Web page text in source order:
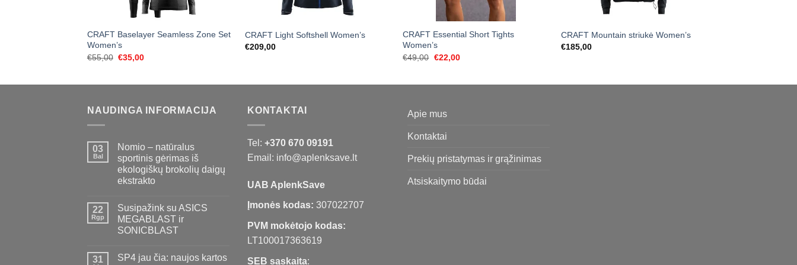
CRAFT Baselayer Seamless Zone Set
Women’s
€55,00 Original
€35,00Current
CRAFT Light Softshell Women’s
€209,00
CRAFT Essential Short Tights
Women’s
€49,00 Original
€22,00Current
CRAFT Mountain striukė Women’s
€185,00
NAUDINGA INFORMACIJA
03
Bal
Nomio – natūralus
sportinis gėrimas iš
ekologiškų brokolių daigų
ekstrakto
22
Rgp
Susipažink su ASICS
MEGABLAST ir
SONICBLAST
31
SP4 jau čia: naujos kartos
KONTAKTAI
Tel: +370 670 09191
Email: info@aplenksave.lt
UAB AplenkSave
Įmonės kodas: 307022707
PVM mokėtojo kodas:
LT100017363619
SEB sąskaita:
Apie mus
Kontaktai
Prekių pristatymas ir grąžinimas
Atsiskaitymo būdai